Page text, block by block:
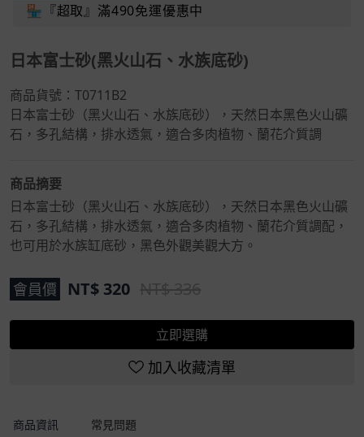
🏪『超取』滿490免運優惠中
日本富士砂(黑火山石、水族底砂)
商品貨號：T0711B2
日本富士砂（黑火山石、水族底砂），天然日本黑色火山礦
石，多孔結構，排水透氣，適合多肉植物、蘭花介質調
商品摘要
日本富士砂（黑火山石、水族底砂），天然日本黑色火山礦
石，多孔結構，排水透氣，適合多肉植物、蘭花介質調配，
也可用於水族缸底砂，黑色外觀美觀大方。
會員價 NT$ 320 NT$ 336
立即選購
加入收藏清單
商品資訊 常見問題